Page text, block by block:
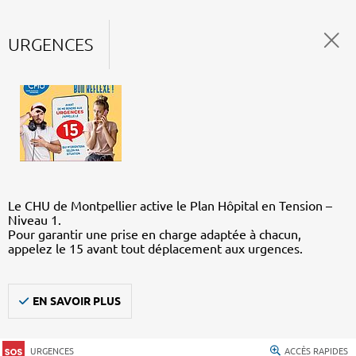
URGENCES
Le CHU de Montpellier active le Plan Hôpital en Tension –
Niveau 1.
Pour garantir une prise en charge adaptée à chacun,
appelez le 15 avant tout déplacement aux urgences.
EN SAVOIR PLUS
URGENCES ACCÈS RAPIDES